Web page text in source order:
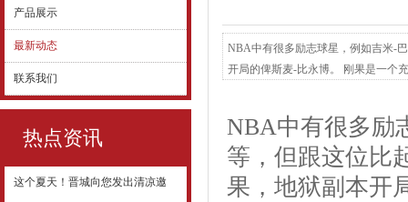
产品展示
最新动态
联系我们
热点资讯
这个夏天！晋城向您发出清凉邀
NBA中有很多励志球星，例如吉米-
开局的俾斯麦-比永博。 刚果是一个
起扛水泥的工作。...
NBA中有很多励
等，但跟这位比
果，地狱副本开